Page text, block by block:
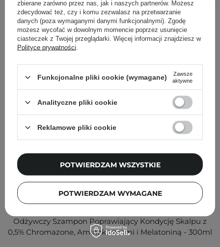
Inni klienci sprawdzali również
NOWOŚĆ
Odżywczy Szampon Poprawiający Kondycję Skalpu z
0,5% Chromazone, Aminokwasami i Melatoniną - 300ml
zbierane zarówno przez nas, jak i naszych partnerów. Możesz
zdecydować też, czy i komu zezwalasz na przetwarzanie
danych (poza wymaganymi danymi funkcjonalnymi). Zgodę
możesz wycofać w dowolnym momencie poprzez usunięcie
ciasteczek z Twojej przeglądarki. Więcej informacji znajdziesz w
Polityce prywatności
Funkcjonalne pliki cookie (wymagane)
Zawsze
aktywne
Analityczne pliki cookie
Reklamowe pliki cookie
POTWIERDZAM WYMAGANE
POTWIERDZAM WSZYSTKIE